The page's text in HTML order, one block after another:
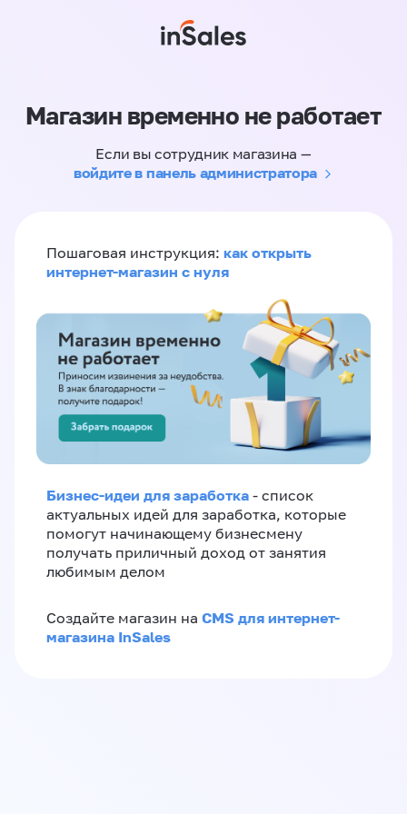
Магазин временно не работает
Если вы сотрудник магазина —
войдите в панель администратора
Пошаговая инструкция: как открыть
интернет-магазин с нуля
Бизнес-идеи для заработка - список
актуальных идей для заработка, которые
помогут начинающему бизнесмену
получать приличный доход от занятия
любимым делом
Создайте магазин на CMS для интернет-
магазина InSales